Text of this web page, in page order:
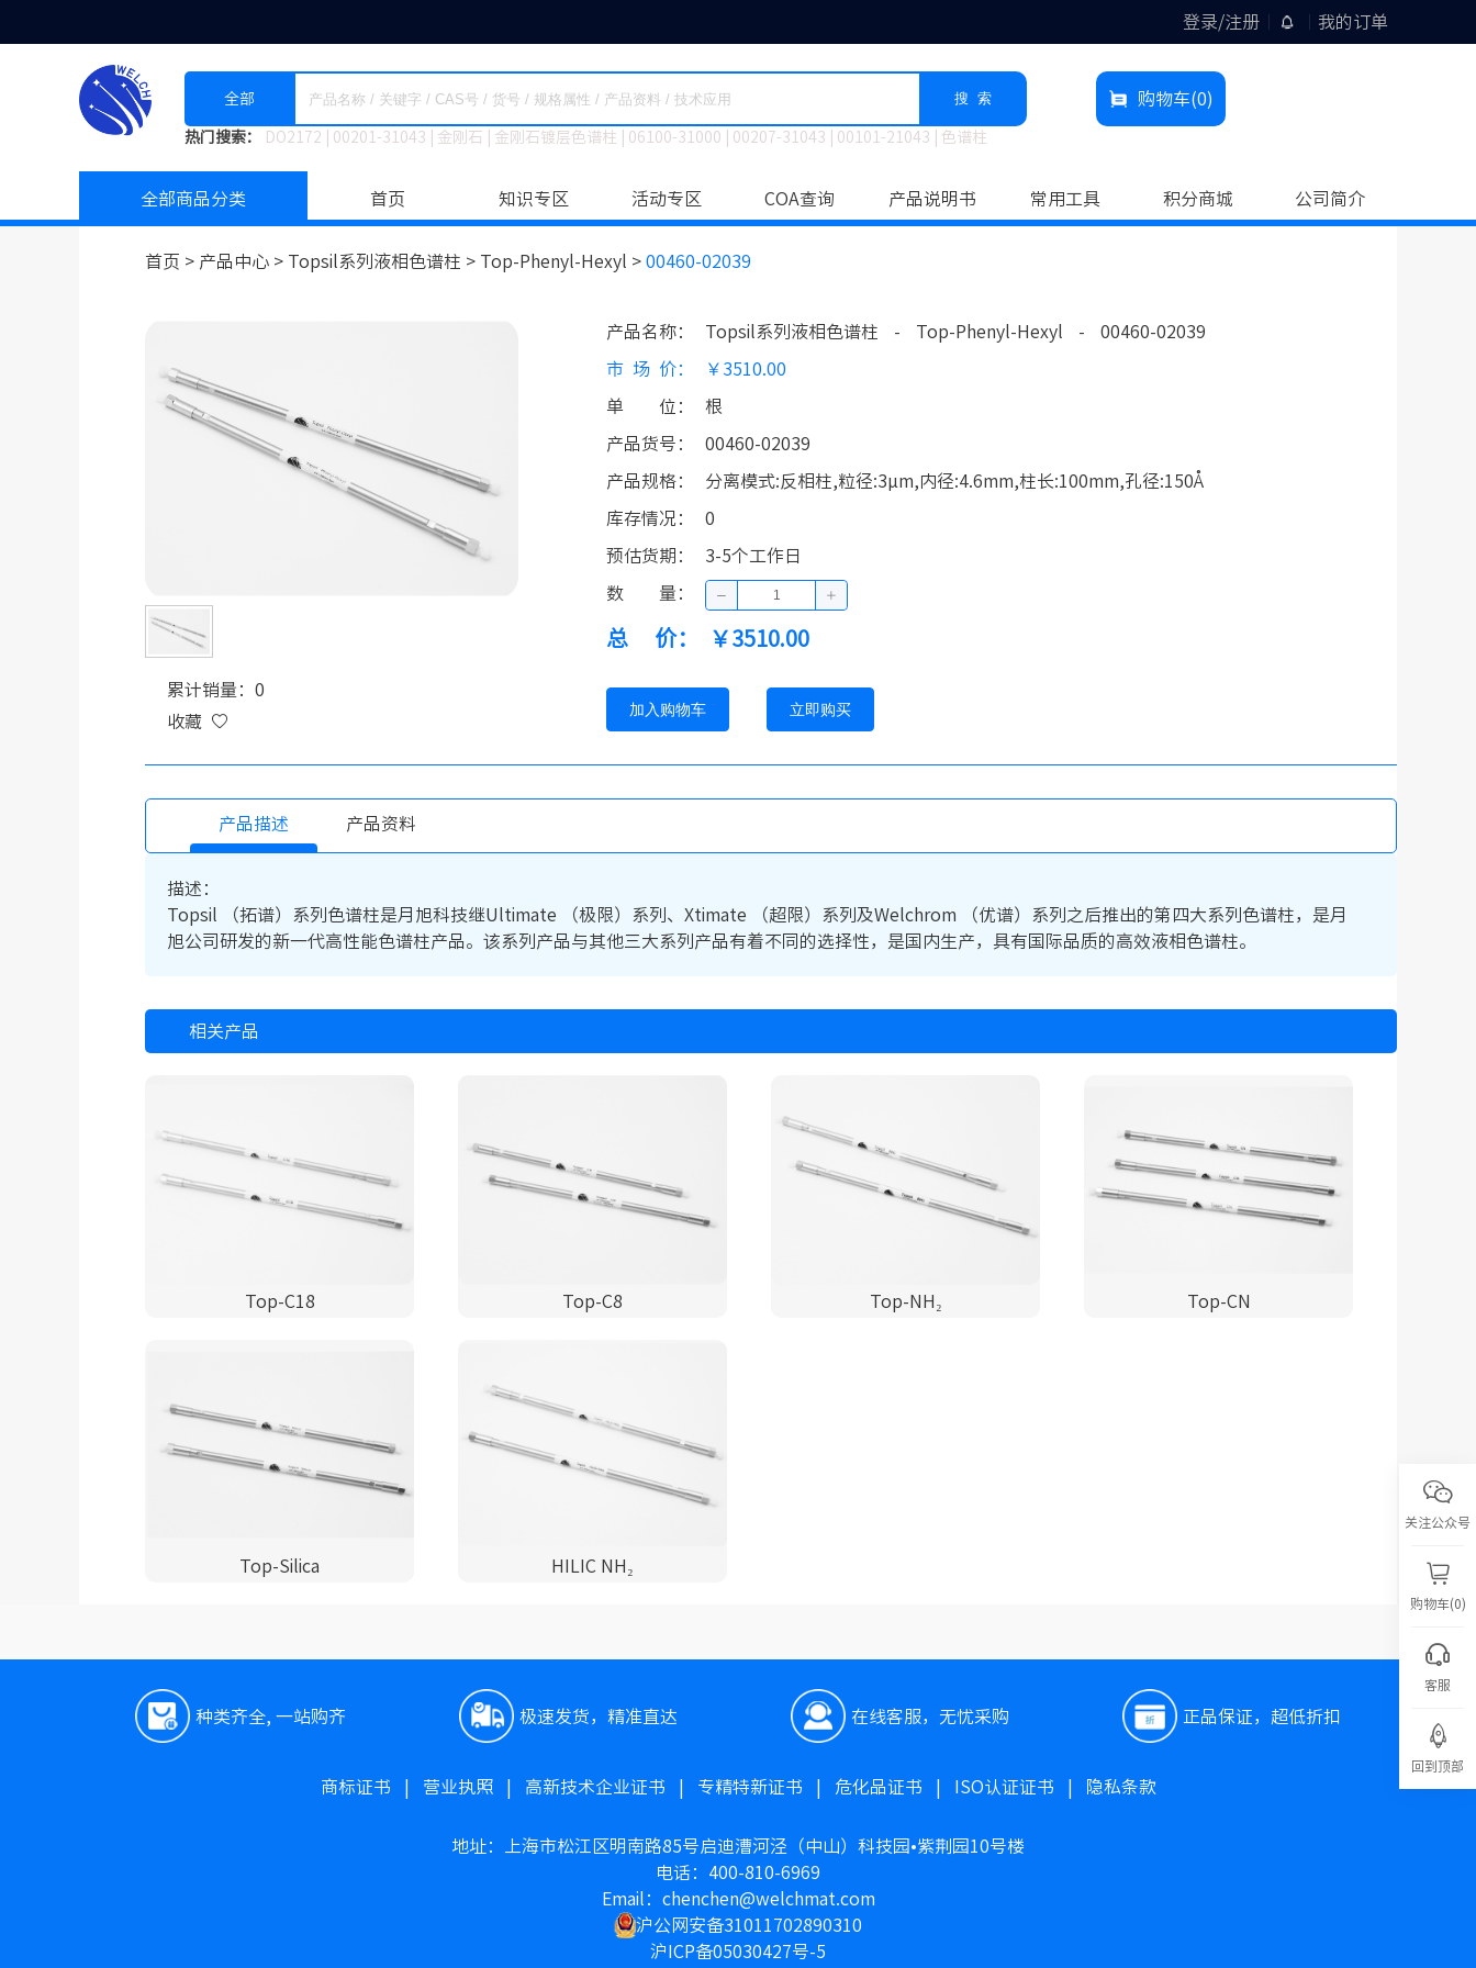
登录/注册 我的订单
全部 搜 索
热门搜索： DO2172 00201-31043 金刚石 金刚石镀层色谱柱 06100-31000 00207-31043 00101-21043 色谱柱
购物车(0)
全部商品分类 首页 知识专区 活动专区 COA查询 产品说明书 常用工具 积分商城 公司简介
首页 > 产品中心 > Topsil系列液相色谱柱 > Top-Phenyl-Hexyl > 00460-02039
累计销量：0
收藏
产品名称： Topsil系列液相色谱柱 - Top-Phenyl-Hexyl - 00460-02039
市场价： ￥3510.00
单位 ： 根
产品货号 ： 00460-02039
产品规格： 分离模式:反相柱,粒径:3μm,内径:4.6mm,柱长:100mm,孔径:150Å
库存情况 ： 0
预估货期 ： 3-5个工作日
数量 ：
总价： ￥3510.00
加入购物车 立即购买
产品描述 产品资料
描述：
Topsil （拓谱）系列色谱柱是月旭科技继Ultimate （极限）系列、Xtimate （超限）系列及Welchrom （优谱）系列之后推出的第四大系列色谱柱，是月
旭公司研发的新一代高性能色谱柱产品。该系列产品与其他三大系列产品有着不同的选择性，是国内生产，具有国际品质的高效液相色谱柱。
相关产品
Top-C18 Top-C8 Top-NH₂ Top-CN
Top-Silica HILIC NH₂
种类齐全, 一站购齐 极速发货，精准直达 在线客服，无忧采购 正品保证，超低折扣
商标证书 营业执照| 高新技术企业证书 专精特新证书 危化品证书 ISO认证证书 隐私条款
地址：上海市松江区明南路85号启迪漕河泾（中山）科技园•紫荆园10号楼
电话：400-810-6969
Email：chenchen@welchmat.com
沪公网安备31011702890310
沪ICP备05030427号-5
关注公众号
购物车(0)
客服
回到顶部